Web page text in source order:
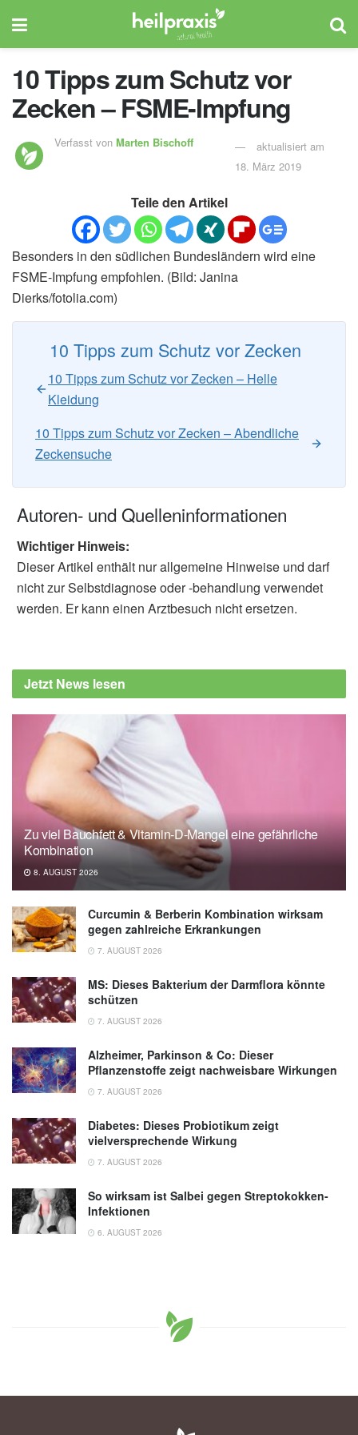
10 Tipps zum Schutz vor
Zecken – FSME-Impfung
Verfasst vonMarten Bischoff
aktualisiert am
18. März 2019
Teile den Artikel
Besonders in den südlichen Bundesländern wird eine
FSME-Impfung empfohlen. (Bild: Janina
Dierks/fotolia.com)
10 Tipps zum Schutz vor Zecken
10 Tipps zum Schutz vor Zecken – Helle
Kleidung
10 Tipps zum Schutz vor Zecken – Abendliche
Zeckensuche
Autoren- und Quelleninformationen
Wichtiger Hinweis:
Dieser Artikel enthält nur allgemeine Hinweise und darf
nicht zur Selbstdiagnose oder -behandlung verwendet
werden. Er kann einen Arztbesuch nicht ersetzen.
Jetzt News lesen
Zu viel Bauchfett & Vitamin-D-Mangel eine gefährliche
Kombination
8. AUGUST 2026
Curcumin & Berberin Kombination wirksam
gegen zahlreiche Erkrankungen
7. AUGUST 2026
MS: Dieses Bakterium der Darmflora könnte
schützen
7. AUGUST 2026
Alzheimer, Parkinson & Co: Dieser
Pflanzenstoffe zeigt nachweisbare Wirkungen
7. AUGUST 2026
Diabetes: Dieses Probiotikum zeigt
vielversprechende Wirkung
7. AUGUST 2026
So wirksam ist Salbei gegen Streptokokken-
Infektionen
6. AUGUST 2026